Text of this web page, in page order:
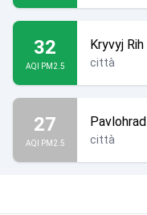
32
AQI PM2.5
Kryvyj Rih
città
27
AQI PM2.5
Pavlohrad
città